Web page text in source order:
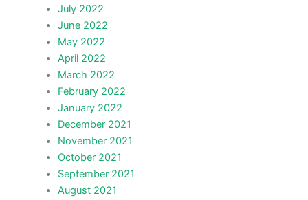
July 2022
June 2022
May 2022
April 2022
March 2022
February 2022
January 2022
December 2021
November 2021
October 2021
September 2021
August 2021